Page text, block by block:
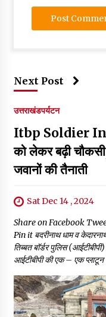
Next Post
उत्तराखंडपर्यटन
Itbp Soldier In
को लेकर बढ़ी
जवानों की तैनाती
Sat Dec 14 , 2024
Share on Facebook
Pin it बदरीनाथ धाम व
तिब्बत बॉर्डर पुलिस
आईटीबीपी की एक – एक